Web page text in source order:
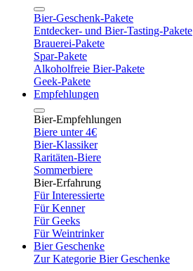
Bier-Geschenk-Pakete
Entdecker- und Bier-Tasting-Pakete
Brauerei-Pakete
Spar-Pakete
Alkoholfreie Bier-Pakete
Geek-Pakete
Empfehlungen
Bier-Empfehlungen
Biere unter 4€
Bier-Klassiker
Raritäten-Biere
Sommerbiere
Bier-Erfahrung
Für Interessierte
Für Kenner
Für Geeks
Für Weintrinker
Bier Geschenke
Zur Kategorie Bier Geschenke